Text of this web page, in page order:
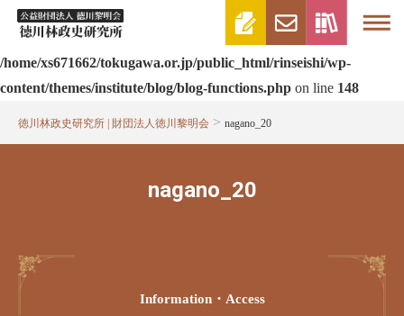
Warning: Attempt to read property "post_type" on null in
/home/xs671662/tokugawa.or.jp/public_html/rinseishi/wp-
content/themes/institute/blog/blog-functions.php on line 148
徳川林政史研究所 | 財団法人徳川黎明会 > nagano_20
nagano_20
Information・access